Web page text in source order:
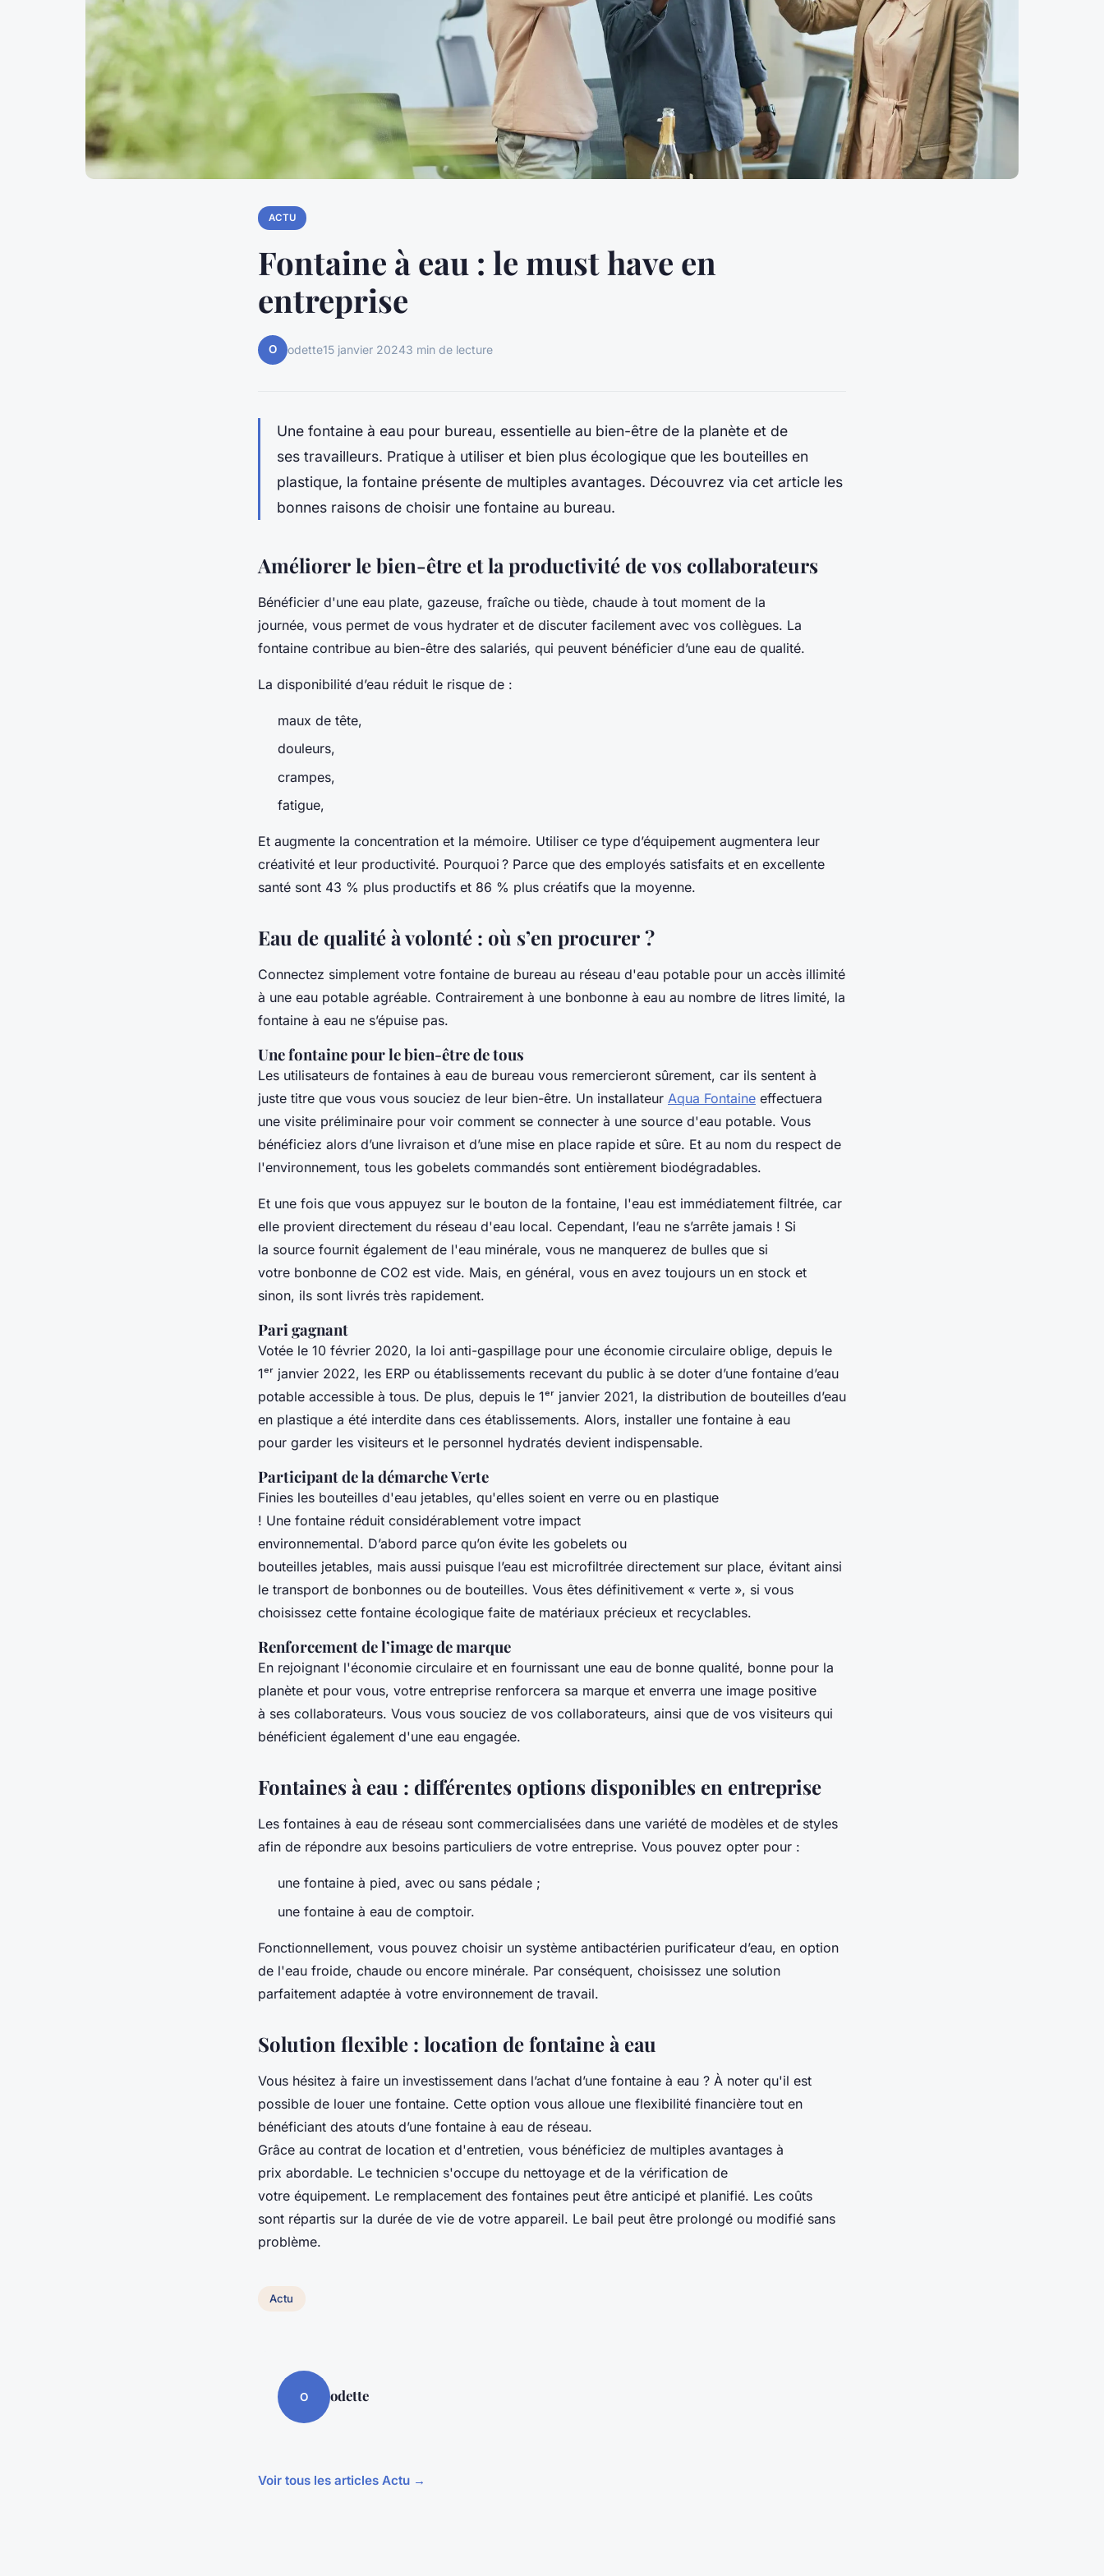
ACTU
Fontaine à eau : le must have en
entreprise
O odette15 janvier 20243 min de lecture
Une fontaine à eau pour bureau, essentielle au bien-être de la planète et de
ses travailleurs. Pratique à utiliser et bien plus écologique que les bouteilles en
plastique, la fontaine présente de multiples avantages. Découvrez via cet article les
bonnes raisons de choisir une fontaine au bureau.
Améliorer le bien-être et la productivité de vos collaborateurs
Bénéficier d'une eau plate, gazeuse, fraîche ou tiède, chaude à tout moment de la
journée, vous permet de vous hydrater et de discuter facilement avec vos collègues. La
fontaine contribue au bien-être des salariés, qui peuvent bénéficier d’une eau de qualité.
La disponibilité d’eau réduit le risque de :
maux de tête,
douleurs,
crampes,
fatigue,
Et augmente la concentration et la mémoire. Utiliser ce type d’équipement augmentera leur
créativité et leur productivité. Pourquoi ? Parce que des employés satisfaits et en excellente
santé sont 43 % plus productifs et 86 % plus créatifs que la moyenne.
Eau de qualité à volonté : où s’en procurer ?
Connectez simplement votre fontaine de bureau au réseau d'eau potable pour un accès illimité
à une eau potable agréable. Contrairement à une bonbonne à eau au nombre de litres limité, la
fontaine à eau ne s’épuise pas.
Une fontaine pour le bien-être de tous
Les utilisateurs de fontaines à eau de bureau vous remercieront sûrement, car ils sentent à
juste titre que vous vous souciez de leur bien-être. Un installateur Aqua Fontaine effectuera
une visite préliminaire pour voir comment se connecter à une source d'eau potable. Vous
bénéficiez alors d’une livraison et d’une mise en place rapide et sûre. Et au nom du respect de
l'environnement, tous les gobelets commandés sont entièrement biodégradables.
Et une fois que vous appuyez sur le bouton de la fontaine, l'eau est immédiatement filtrée, car
elle provient directement du réseau d'eau local. Cependant, l’eau ne s’arrête jamais ! Si
la source fournit également de l'eau minérale, vous ne manquerez de bulles que si
votre bonbonne de CO2 est vide. Mais, en général, vous en avez toujours un en stock et
sinon, ils sont livrés très rapidement.
Pari gagnant
Votée le 10 février 2020, la loi anti-gaspillage pour une économie circulaire oblige, depuis le
1ᵉʳ janvier 2022, les ERP ou établissements recevant du public à se doter d’une fontaine d’eau
potable accessible à tous. De plus, depuis le 1ᵉʳ janvier 2021, la distribution de bouteilles d’eau
en plastique a été interdite dans ces établissements. Alors, installer une fontaine à eau
pour garder les visiteurs et le personnel hydratés devient indispensable.
Participant de la démarche Verte
Finies les bouteilles d'eau jetables, qu'elles soient en verre ou en plastique
! Une fontaine réduit considérablement votre impact
environnemental. D’abord parce qu’on évite les gobelets ou
bouteilles jetables, mais aussi puisque l’eau est microfiltrée directement sur place, évitant ainsi
le transport de bonbonnes ou de bouteilles. Vous êtes définitivement « verte », si vous
choisissez cette fontaine écologique faite de matériaux précieux et recyclables.
Renforcement de l’image de marque
En rejoignant l'économie circulaire et en fournissant une eau de bonne qualité, bonne pour la
planète et pour vous, votre entreprise renforcera sa marque et enverra une image positive
à ses collaborateurs. Vous vous souciez de vos collaborateurs, ainsi que de vos visiteurs qui
bénéficient également d'une eau engagée.
Fontaines à eau : différentes options disponibles en entreprise
Les fontaines à eau de réseau sont commercialisées dans une variété de modèles et de styles
afin de répondre aux besoins particuliers de votre entreprise. Vous pouvez opter pour :
une fontaine à pied, avec ou sans pédale ;
une fontaine à eau de comptoir.
Fonctionnellement, vous pouvez choisir un système antibactérien purificateur d’eau, en option
de l'eau froide, chaude ou encore minérale. Par conséquent, choisissez une solution
parfaitement adaptée à votre environnement de travail.
Solution flexible : location de fontaine à eau
Vous hésitez à faire un investissement dans l’achat d’une fontaine à eau ? À noter qu'il est
possible de louer une fontaine. Cette option vous alloue une flexibilité financière tout en
bénéficiant des atouts d’une fontaine à eau de réseau.
Grâce au contrat de location et d'entretien, vous bénéficiez de multiples avantages à
prix abordable. Le technicien s'occupe du nettoyage et de la vérification de
votre équipement. Le remplacement des fontaines peut être anticipé et planifié. Les coûts
sont répartis sur la durée de vie de votre appareil. Le bail peut être prolongé ou modifié sans
problème.
Actu
O odette
Voir tous les articles Actu →